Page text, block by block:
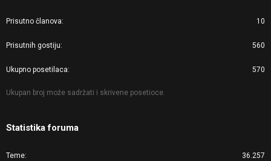
Prisutno članova 10
Prisutnih gostiju 560
Ukupno posetilaca 570
Ukupan broj može sadržati i skrivene posetioce.
Statistika foruma
Teme 36.257